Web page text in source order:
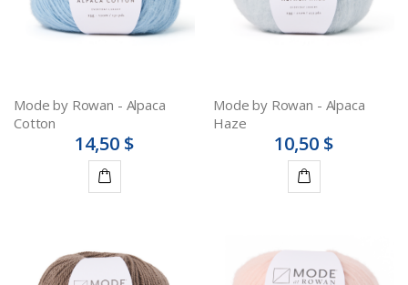
Mode by Rowan - Alpaca
Cotton
14,50 $
Mode by Rowan - Alpaca
Haze
10,50 $